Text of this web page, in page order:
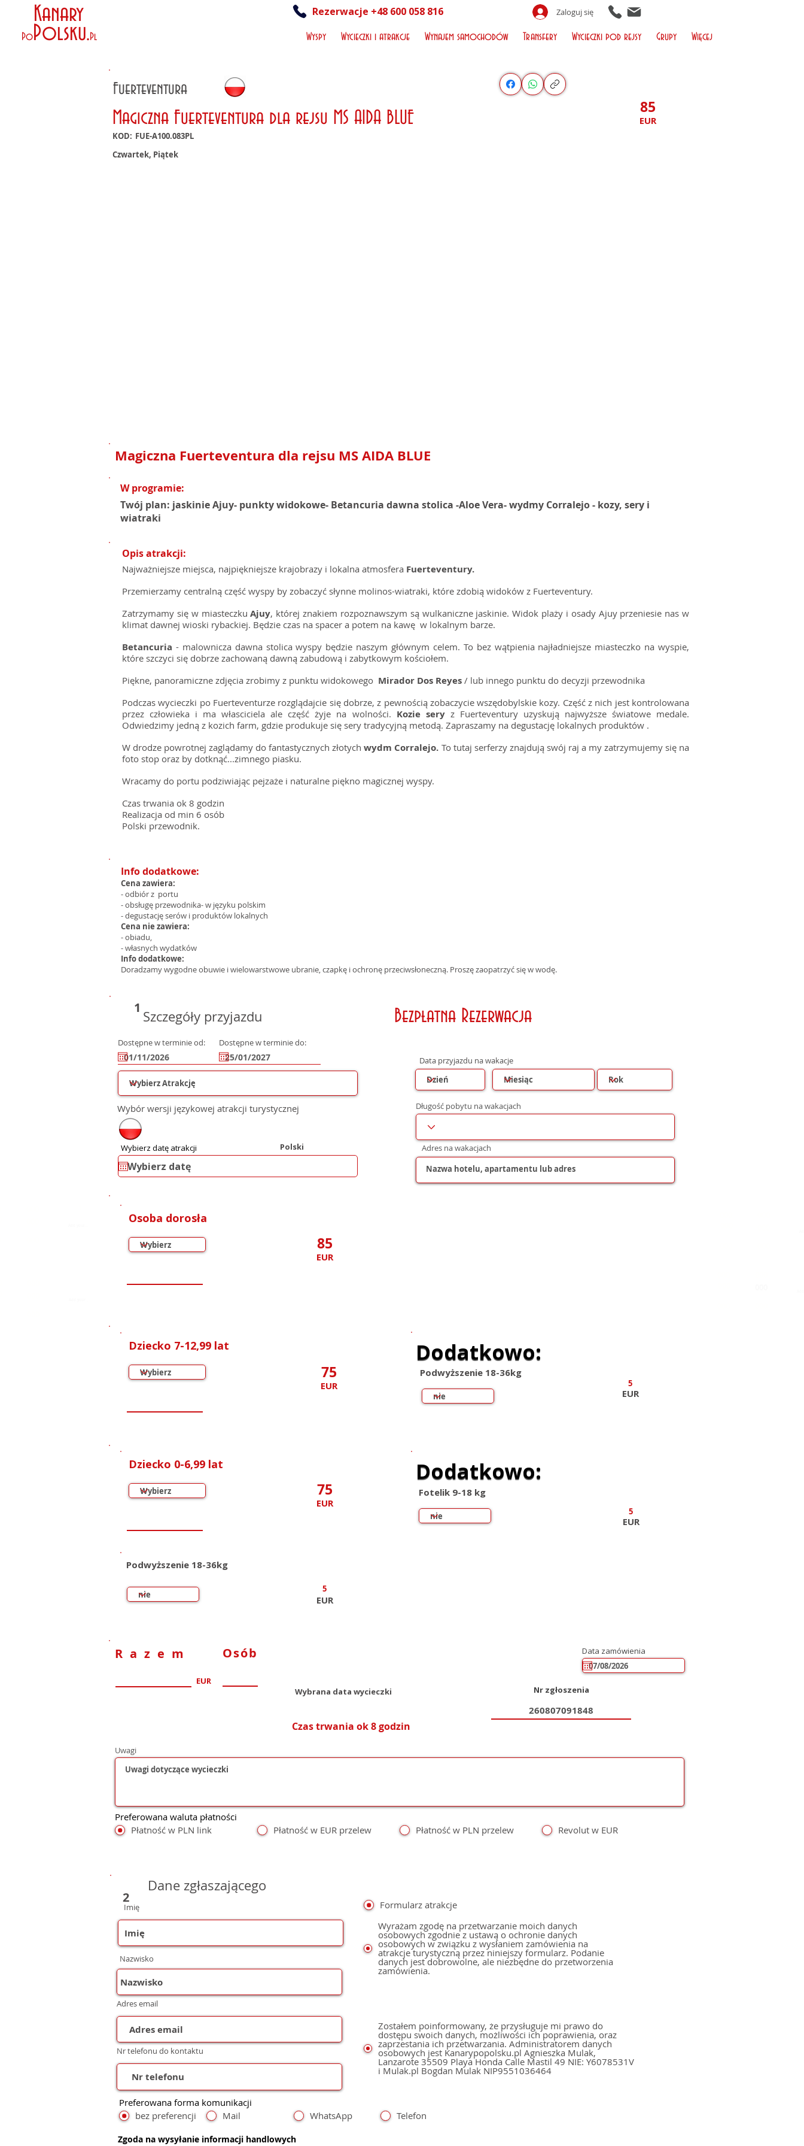
Kanary
PoPolsku.Pl
Rezerwacje +48 600 058 816 Zaloguj się
Wyspy Wycieczki i atrakcje Wynajem samochodów Transfery Wycieczki pod rejsy Grupy Więcej
Fuerteventura
Magiczna Fuerteventura dla rejsu MS AIDA BLUE
KOD: FUE-A100.083PL
85
EUR
Czwartek, Piątek
Magiczna Fuerteventura dla rejsu MS AIDA BLUE
W programie:
Twój plan: jaskinie Ajuy- punkty widokowe- Betancuria dawna stolica -Aloe Vera- wydmy Corralejo - kozy, sery i
wiatraki
Opis atrakcji:
Najważniejsze miejsca, najpiękniejsze krajobrazy i lokalna atmosfera Fuerteventury.
Przemierzamy centralną część wyspy by zobaczyć słynne molinos-wiatraki, które zdobią widoków z Fuerteventury.
Zatrzymamy się w miasteczkuAjuy, której znakiem rozpoznawszym są wulkaniczne jaskinie. Widok plaży i osady Ajuy przeniesie nas w
klimat dawnej wioski rybackiej. Będzie czas na spacer a potem na kawę w lokalnym barze.
Betancuria - malownicza dawna stolica wyspy będzie naszym głównym celem. To bez wątpienia najładniejsze miasteczko na wyspie,
które szczyci się dobrze zachowaną dawną zabudową i zabytkowym kościołem.
Piękne, panoramiczne zdjęcia zrobimy z punktu widokowego Mirador Dos Reyes / lub innego punktu do decyzji przewodnika
Podczas wycieczki po Fuerteventurze rozglądajcie się dobrze, z pewnością zobaczycie wszędobylskie kozy. Część z nich jest kontrolowana
przez człowieka i ma własciciela ale część żyje na wolności. Kozie seryz Fuerteventury uzyskują najwyższe światowe medale.
Odwiedzimy jedną z kozich farm, gdzie produkuje się sery tradycyjną metodą. Zapraszamy na degustację lokalnych produktów .
W drodze powrotnej zaglądamy do fantastycznych złotychwydm Corralejo. To tutaj serferzy znajdują swój raj a my zatrzymujemy się na
foto stop oraz by dotknąć...zimnego piasku.
Wracamy do portu podziwiając pejzaże i naturalne piękno magicznej wyspy.
Czas trwania ok 8 godzin
Realizacja od min 6 osób
Polski przewodnik.
Info dodatkowe:
Cena zawiera:
- odbiór z portu
- obsługę przewodnika- w języku polskim
- degustację serów i produktów lokalnych
Cena nie zawiera:
- obiadu,
- własnych wydatków
Info dodatkowe:
Doradzamy wygodne obuwie i wielowarstwowe ubranie, czapkę i ochronę przeciwsłoneczną. Proszę zaopatrzyć się w wodę.
1
Szczegóły przyjazdu Bezpłatna Rezerwacja
Dostępne w terminie od: Dostępne w terminie do:
Wybór wersji językowej atrakcji turystycznej
Wybierz datę atrakcji Polski
Data przyjazdu na wakacje
Długość pobytu na wakacjach
Adres na wakacjach
Osoba dorosła
85
EUR
Dziecko 7-12,99 lat
75
EUR
Dodatkowo:
Dodatkowo:
Podwyższenie 18-36kg
EUR
5
Dziecko 0-6,99 lat
75
EUR
Podwyższenie 18-36kg
EUR
5
Dodatkowo:
Dodatkowo:
Fotelik 9-18 kg
EUR
5
Razem
EUR
Osób Data zamówienia
Wybrana data wycieczki Nr zgłoszenia
Czas trwania ok 8 godzin
Uwagi
Preferowana waluta płatności
Płatność w PLN link
Płatność w EUR przelew Płatność w PLN przelew Revolut w EUR
2
Dane zgłaszającego
Imię
Nazwisko
Formularz atrakcje
Wyrażam zgodę na przetwarzanie moich danych
osobowych zgodnie z ustawą o ochronie danych
osobowych w związku z wysłaniem zamówienia na
atrakcje turystyczną przez niniejszy formularz. Podanie
danych jest dobrowolne, ale niezbędne do przetworzenia
zamówienia.
Adres email
Nr telefonu do kontaktu
Zostałem poinformowany, że przysługuje mi prawo do
dostępu swoich danych, możliwości ich poprawienia, oraz
zaprzestania ich przetwarzania. Administratorem danych
osobowych jest Kanarypopolsku.pl Agnieszka Mulak,
Lanzarote 35509 Playa Honda Calle Mastil 49 NIE: Y6078531V
i Mulak.pl Bogdan Mulak NIP9551036464
Preferowana forma komunikacji
bez preferencji
Mail WhatsApp Telefon
Zgoda na wysyłanie informacji handlowych